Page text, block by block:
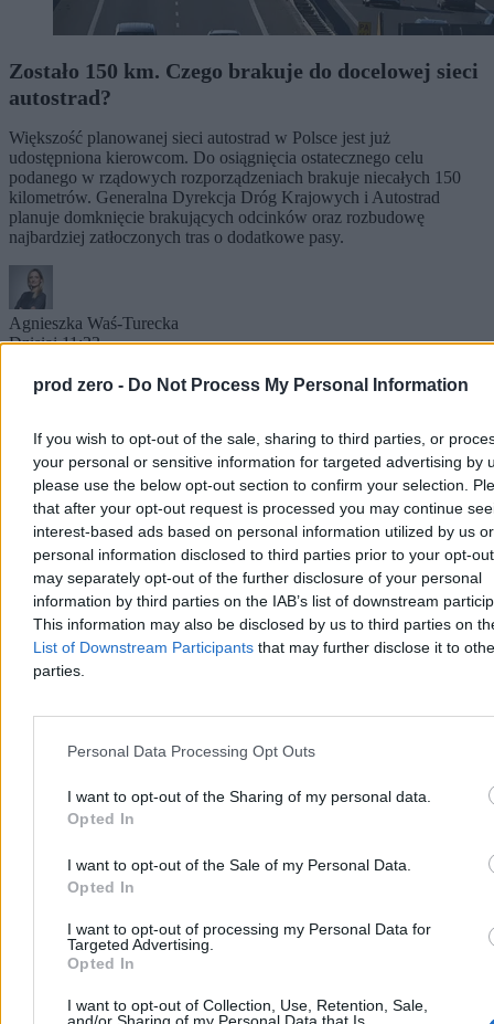
prod zero - Do Not Process My Personal Information
If you wish to opt-out of the sale, sharing to third parties, or
your personal or sensitive information for targeted advertising by
please use the below opt-out section to confirm your selection.
that after your opt-out request is processed you may continue
interest-based ads based on personal information utilized by us or
personal information disclosed to third parties prior to your opt-
may separately opt-out of the further disclosure of your personal
information by third parties on the IAB’s list of downstream
This information may also be disclosed by us to third parties on
List of Downstream Participants that may further disclose it to
parties.
Personal Data Processing Opt Outs
I want to opt-out of the Sharing of my personal data.
Opted In
I want to opt-out of the Sale of my Personal Data.
Opted In
I want to opt-out of processing my Personal Data for
Targeted Advertising.
Opted In
I want to opt-out of Collection, Use, Retention, Sale,
Zostało 150 km. Czego brakuje do docelowej sieci
autostrad?
Większość planowanej sieci autostrad w Polsce jest już
udostępniona kierowcom. Do osiągnięcia ostatecznego celu
podanego w rządowych rozporządzeniach brakuje niecałych 150
kilometrów. Generalna Dyrekcja Dróg Krajowych i Autostrad
planuje domknięcie brakujących odcinków oraz rozbudowę
najbardziej zatłoczonych tras o dodatkowe pasy.
Agnieszka Waś-Turecka
Dzisiaj 11:23
Reklama